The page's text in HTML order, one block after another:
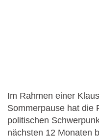
Im Rahmen einer
Sommerpause hat die
politischen
nächsten 12 Monaten